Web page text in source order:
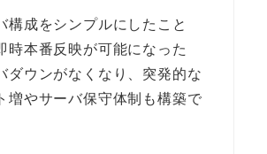
構成をシンプルにしたこと
時本番反映が可能になった
ダウンがなくなり、突発的な
増やサーバ保守体制も構築で